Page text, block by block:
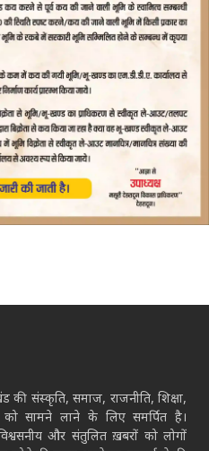
की संस्कृति, समाज, राजनीति, शिक्षा,
सामने लाने के लिए समर्पित है।
और संतुलित ख़बरों को लोगों